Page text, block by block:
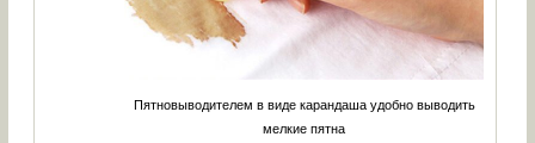
Пятновыводителем в виде карандаша удобно выводить
мелкие пятна